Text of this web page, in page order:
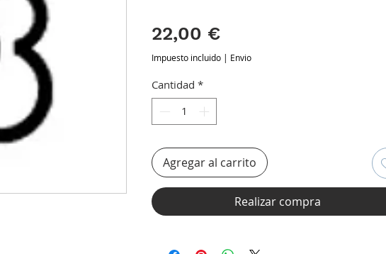
22,00 €Precio
Impuesto incluido | Envio
Cantidad *
Agregar al carrito
Realizar compra